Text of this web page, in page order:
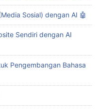
Sosial) dengan AI 🤖
Sendiri dengan AI
Pengembangan Bahasa